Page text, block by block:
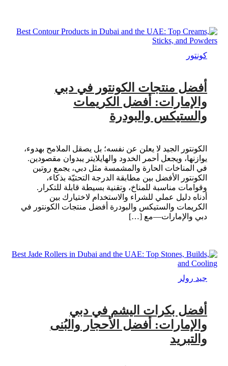
كونتور
أفضل منتجات الكونتور في دبي
والإمارات: أفضل الكريمات
والستيكس والبودرة
الكونتور الجيد لا يعلن عن نفسه؛ بل يصقل الملامح بهدوء،
يوازنها، ويجعل أحمر الخدود والهايلايتر يبدوان مقصودين.
في المناخات الحارة والمشمسة مثل دبي، يجمع روتين
الكونتور الأفضل بين مطابقة الدرجة التحتيّة بذكاء،
وقوامات مناسبة للمناخ، وتقنية بسيطة قابلة للتكرار.
أدناه دليل عملي للشراء والاستخدام لاختيارك بين
الكريمات والستيكس والبودرة أفضل منتجات الكونتور في
دبي والإمارات—مع […]
جيد رولر
أفضل بكرات اليشم في دبي
والإمارات: أفضل الأحجار والبُنى
والتبريد